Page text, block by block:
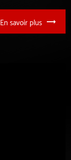
En savoir plus